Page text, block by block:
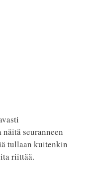
seuranneen
tullaan kuitenkin
riittää.